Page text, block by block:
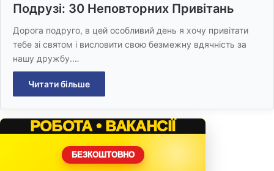
Подрузі: 30 Неповторних Привітань
Дорога подруго, в цей особливий день я хочу привітати
тебе зі святом і висловити свою безмежну вдячність за
нашу дружбу.…
Читати більше
РОБОТА • ВАКАНСІЇ
БЕЗКОШТОВНО